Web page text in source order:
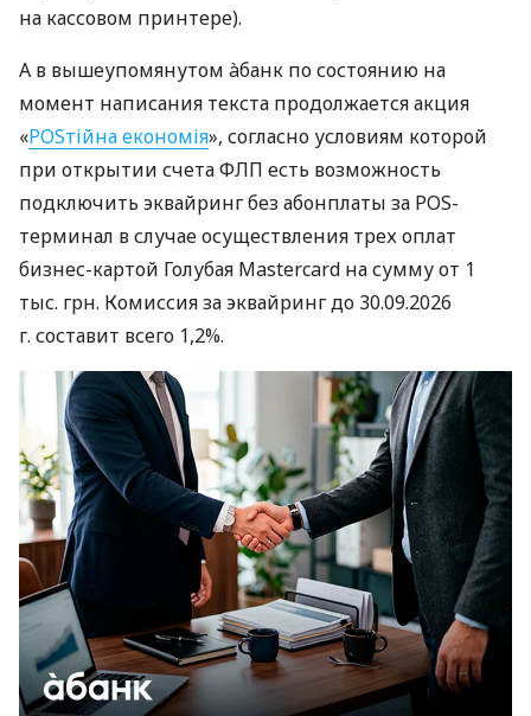
на кассовом принтере).
А в вышеупомянутом àбанк по состоянию на
момент написания текста продолжается акция
«POSтійна економія», согласно условиям которой
при открытии счета ФЛП есть возможность
подключить эквайринг без абонплаты за POS-
терминал в случае осуществления трех оплат
бизнес-картой Голубая Mastercard на сумму от 1
тыс. грн. Комиссия за эквайринг до 30.09.2026
г. составит всего 1,2%.